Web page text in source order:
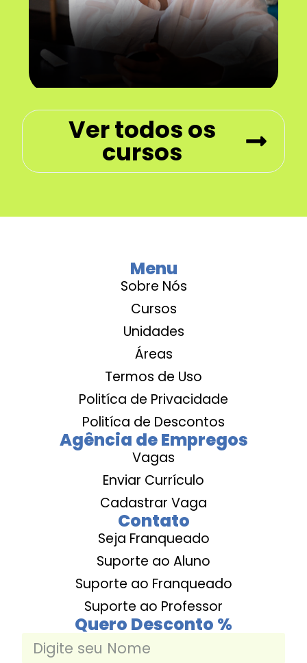
Ver todos os
cursos
Menu
Sobre Nós
Cursos
Unidades
Áreas
Termos de Uso
Politíca de Privacidade
Politíca de Descontos
Agência de Empregos
Vagas
Enviar Currículo
Cadastrar Vaga
Contato
Seja Franqueado
Suporte ao Aluno
Suporte ao Franqueado
Suporte ao Professor
Quero Desconto %